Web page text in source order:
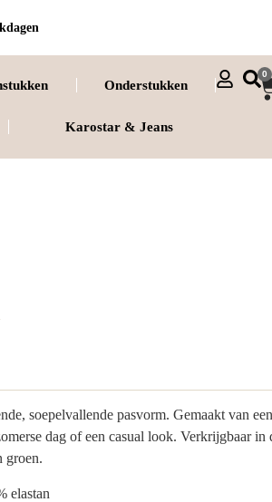
Onderstukken
Karostar & Jeans
0
soepelvallende pasvorm. Gemaakt van
dag of een casual look. Verkrijgbaar in
groen.
elastan